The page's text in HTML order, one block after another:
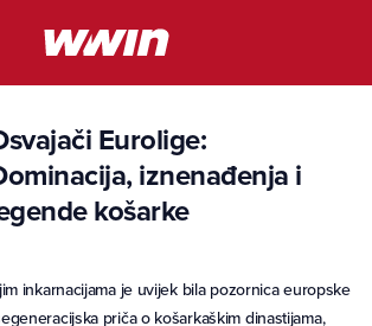
Eurolige:
iznenađenja i
košarke
inkarnacijama je uvijek bila pozornica europske
priča o košarkaškim dinastijama,